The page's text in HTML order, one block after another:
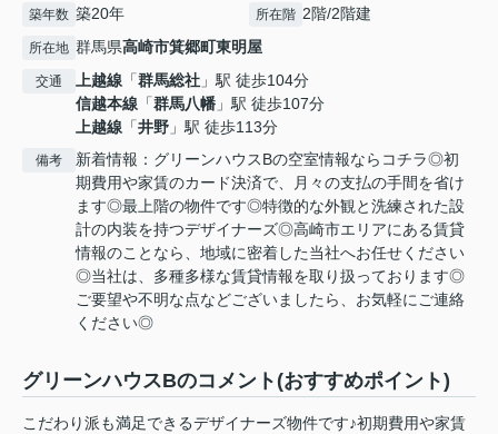
築年数 築20年 所在階 2階/2階建
所在地 群馬県高崎市箕郷町東明屋
交通 上越線 「群馬総社 」駅 徒歩104分
信越本線 「群馬八幡 」駅 徒歩107分
上越線 「井野 」駅 徒歩113分
備考
新着情報：グリーンハウスBの空室情報ならコチラ◎初
期費用や家賃のカード決済で、月々の支払の手間を省け
ます◎最上階の物件です◎特徴的な外観と洗練された設
計の内装を持つデザイナーズ◎高崎市エリアにある賃貸
情報のことなら、地域に密着した当社へお任せください
◎当社は、多種多様な賃貸情報を取り扱っております◎
ご要望や不明な点などございましたら、お気軽にご連絡
ください◎
グリーンハウスBのコメント(おすすめポイント)
こだわり派も満足できるデザイナーズ物件です♪初期費用や家賃